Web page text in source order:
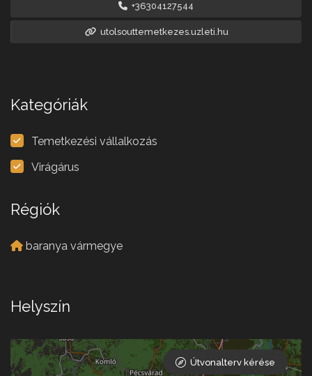
+36304127544
utolsouttemetkezes.uzleti.hu
Kategóriák
Temetkezési vállalkozás
Virágárus
Régiók
baranya vármegye
Helyszín
Útvonalterv kérése